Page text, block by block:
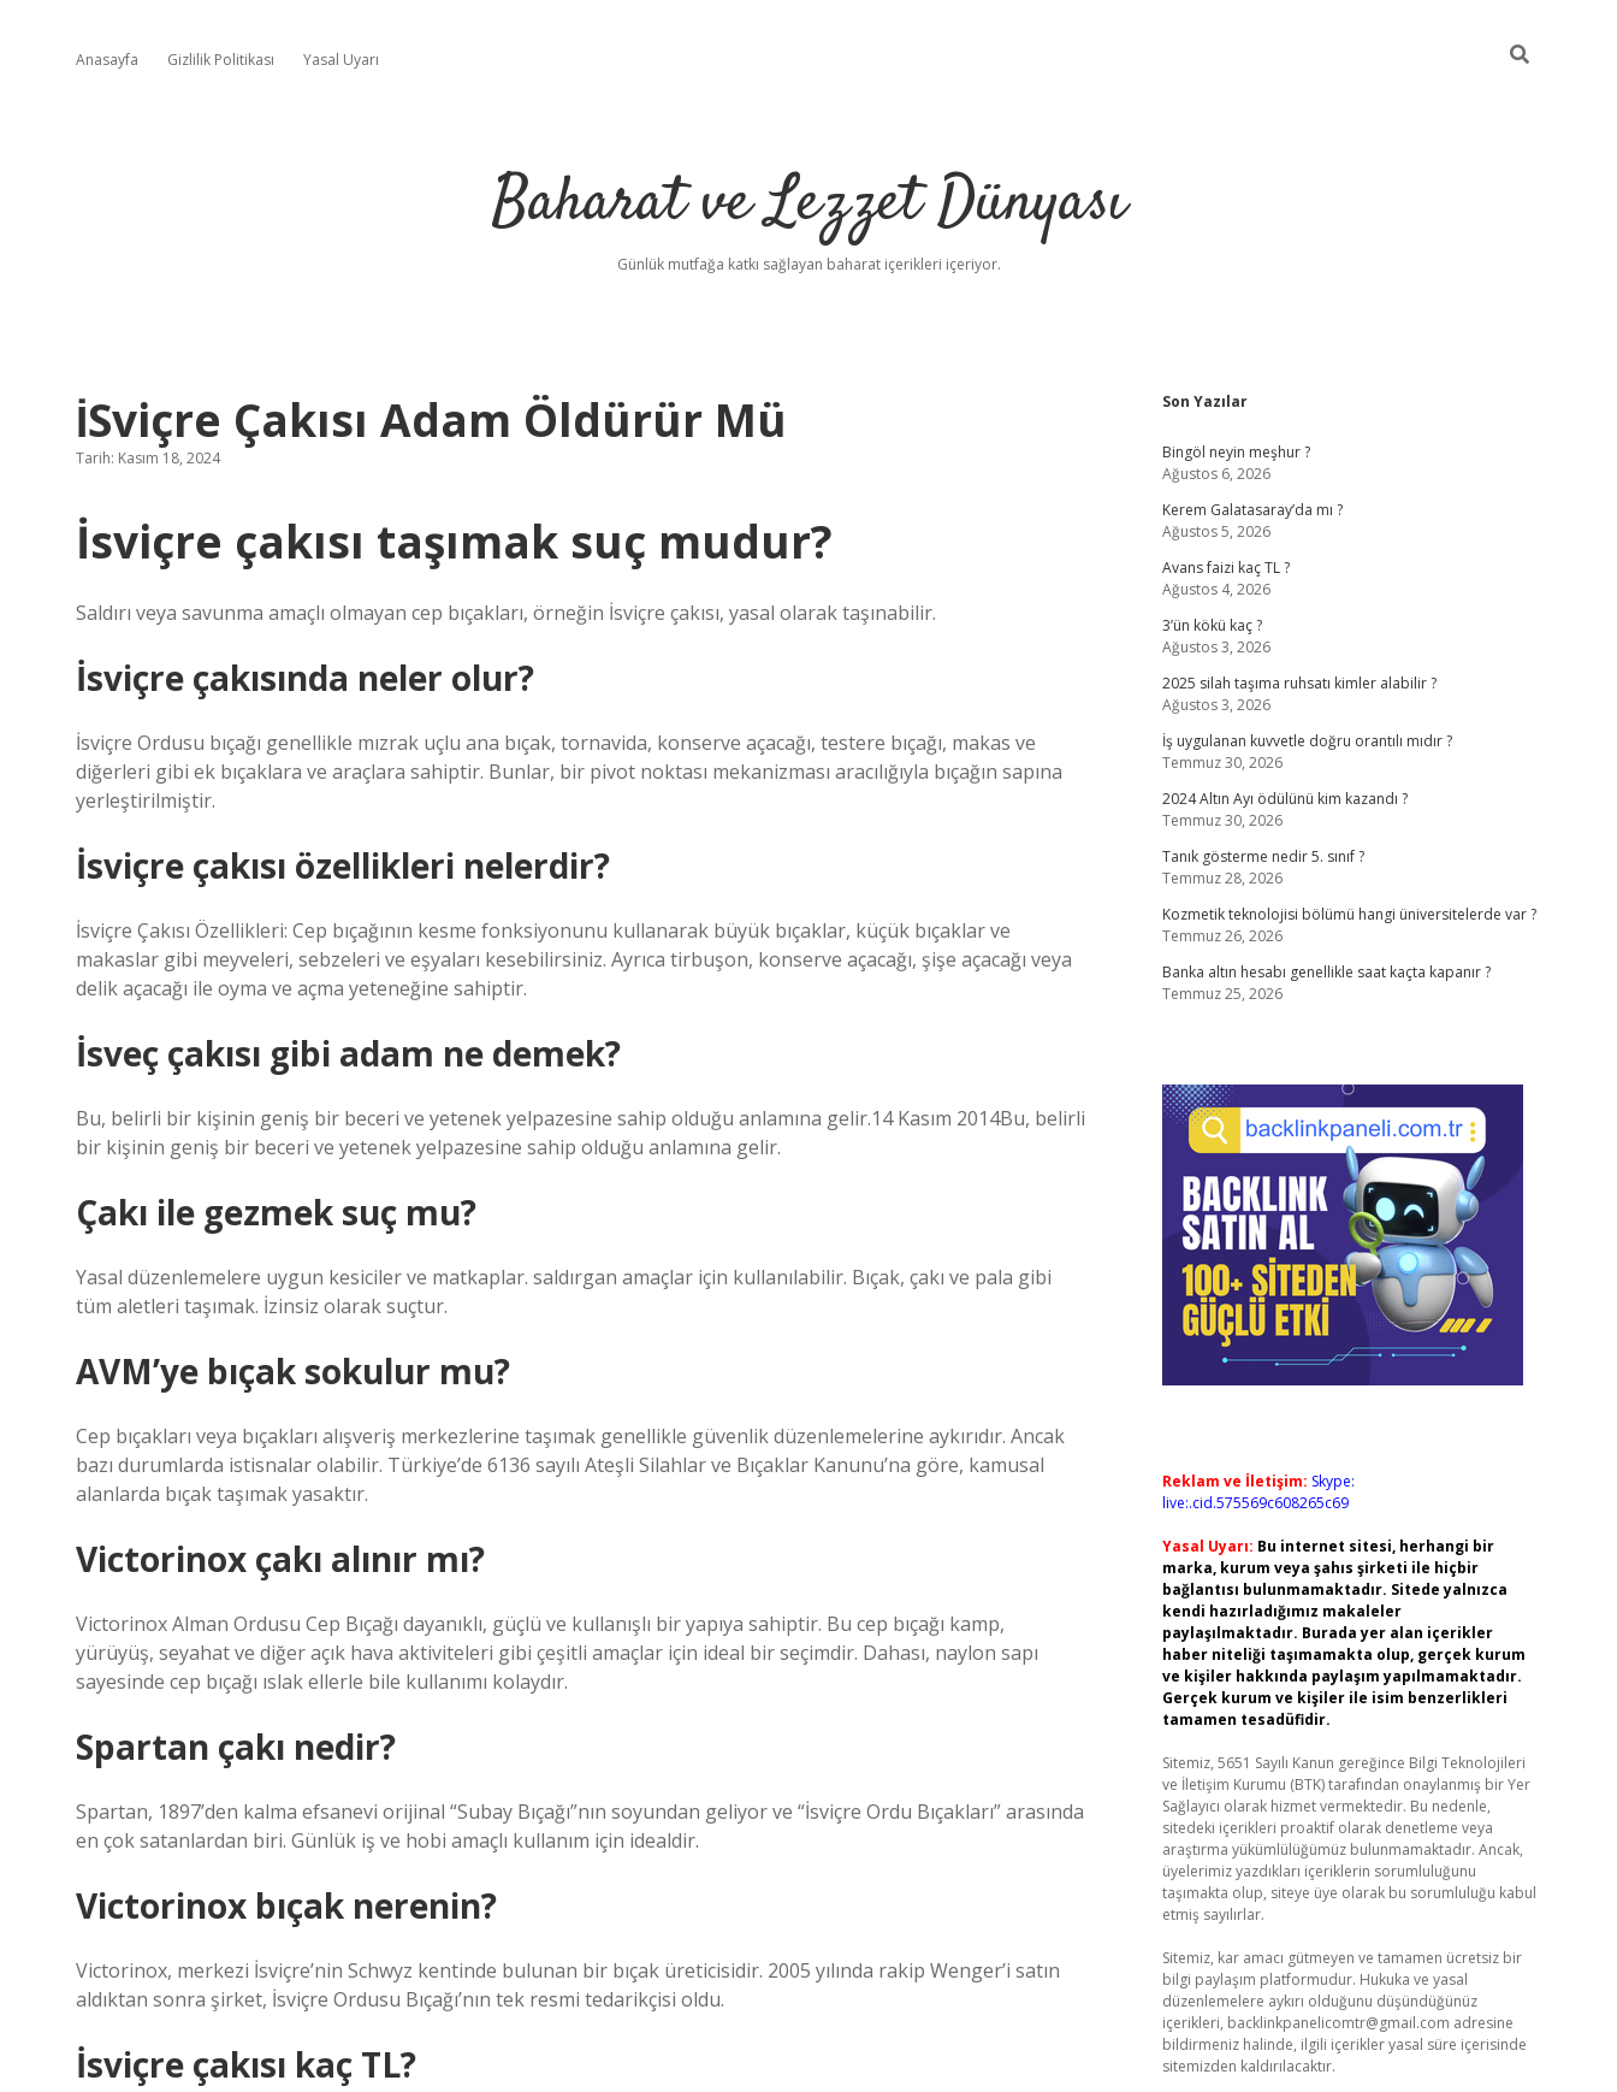
Anasayfa Gizlilik Politikası Yasal Uyarı
Baharat ve Lezzet Dünyası
Günlük mutfağa katkı sağlayan baharat içerikleri içeriyor.
İSviçre Çakısı Adam Öldürür Mü
Tarih: Kasım 18, 2024
İsviçre çakısı taşımak suç mudur?
Saldırı veya savunma amaçlı olmayan cep bıçakları, örneğin İsviçre çakısı, yasal olarak taşınabilir.
İsviçre çakısında neler olur?
İsviçre Ordusu bıçağı genellikle mızrak uçlu ana bıçak, tornavida, konserve açacağı, testere bıçağı, makas ve
diğerleri gibi ek bıçaklara ve araçlara sahiptir. Bunlar, bir pivot noktası mekanizması aracılığıyla bıçağın sapına
yerleştirilmiştir.
İsviçre çakısı özellikleri nelerdir?
İsviçre Çakısı Özellikleri: Cep bıçağının kesme fonksiyonunu kullanarak büyük bıçaklar, küçük bıçaklar ve
makaslar gibi meyveleri, sebzeleri ve eşyaları kesebilirsiniz. Ayrıca tirbuşon, konserve açacağı, şişe açacağı veya
delik açacağı ile oyma ve açma yeteneğine sahiptir.
İsveç çakısı gibi adam ne demek?
Bu, belirli bir kişinin geniş bir beceri ve yetenek yelpazesine sahip olduğu anlamına gelir.14 Kasım 2014Bu, belirli
bir kişinin geniş bir beceri ve yetenek yelpazesine sahip olduğu anlamına gelir.
Çakı ile gezmek suç mu?
Yasal düzenlemelere uygun kesiciler ve matkaplar. saldırgan amaçlar için kullanılabilir. Bıçak, çakı ve pala gibi
tüm aletleri taşımak. İzinsiz olarak suçtur.
AVM’ye bıçak sokulur mu?
Cep bıçakları veya bıçakları alışveriş merkezlerine taşımak genellikle güvenlik düzenlemelerine aykırıdır. Ancak
bazı durumlarda istisnalar olabilir. Türkiye’de 6136 sayılı Ateşli Silahlar ve Bıçaklar Kanunu’na göre, kamusal
alanlarda bıçak taşımak yasaktır.
Victorinox çakı alınır mı?
Victorinox Alman Ordusu Cep Bıçağı dayanıklı, güçlü ve kullanışlı bir yapıya sahiptir. Bu cep bıçağı kamp, ​​
yürüyüş, seyahat ve diğer açık hava aktiviteleri gibi çeşitli amaçlar için ideal bir seçimdir. Dahası, naylon sapı
sayesinde cep bıçağı ıslak ellerle bile kullanımı kolaydır.
Spartan çakı nedir?
Spartan, 1897’den kalma efsanevi orijinal “Subay Bıçağı”nın soyundan geliyor ve “İsviçre Ordu Bıçakları” arasında
en çok satanlardan biri. Günlük iş ve hobi amaçlı kullanım için idealdir.
Victorinox bıçak nerenin?
Victorinox, merkezi İsviçre’nin Schwyz kentinde bulunan bir bıçak üreticisidir. 2005 yılında rakip Wenger’i satın
aldıktan sonra şirket, İsviçre Ordusu Bıçağı’nın tek resmi tedarikçisi oldu.
İsviçre çakısı kaç TL?
Sidebar
Son Yazılar
Bingöl neyin meşhur ?
Ağustos 6, 2026
Kerem Galatasaray’da mı ?
Ağustos 5, 2026
Avans faizi kaç TL ?
Ağustos 4, 2026
3’ün kökü kaç ?
Ağustos 3, 2026
2025 silah taşıma ruhsatı kimler alabilir ?
Ağustos 3, 2026
İş uygulanan kuvvetle doğru orantılı mıdır ?
Temmuz 30, 2026
2024 Altın Ayı ödülünü kim kazandı ?
Temmuz 30, 2026
Tanık gösterme nedir 5. sınıf ?
Temmuz 28, 2026
Kozmetik teknolojisi bölümü hangi üniversitelerde var ?
Temmuz 26, 2026
Banka altın hesabı genellikle saat kaçta kapanır ?
Temmuz 25, 2026
Reklam ve İletişim: Skype:
live:.cid.575569c608265c69
Yasal Uyarı: Bu internet sitesi, herhangi bir
marka, kurum veya şahıs şirketi ile hiçbir
bağlantısı bulunmamaktadır. Sitede yalnızca
kendi hazırladığımız makaleler
paylaşılmaktadır. Burada yer alan içerikler
haber niteliği taşımamakta olup, gerçek kurum
ve kişiler hakkında paylaşım yapılmamaktadır.
Gerçek kurum ve kişiler ile isim benzerlikleri
tamamen tesadüfidir.
Sitemiz, 5651 Sayılı Kanun gereğince Bilgi Teknolojileri
ve İletişim Kurumu (BTK) tarafından onaylanmış bir Yer
Sağlayıcı olarak hizmet vermektedir. Bu nedenle,
sitedeki içerikleri proaktif olarak denetleme veya
araştırma yükümlülüğümüz bulunmamaktadır. Ancak,
üyelerimiz yazdıkları içeriklerin sorumluluğunu
taşımakta olup, siteye üye olarak bu sorumluluğu kabul
etmiş sayılırlar.
Sitemiz, kar amacı gütmeyen ve tamamen ücretsiz bir
bilgi paylaşım platformudur. Hukuka ve yasal
düzenlemelere aykırı olduğunu düşündüğünüz
içerikleri, backlinkpanelicomtr@gmail.com adresine
bildirmeniz halinde, ilgili içerikler yasal süre içerisinde
sitemizden kaldırılacaktır.